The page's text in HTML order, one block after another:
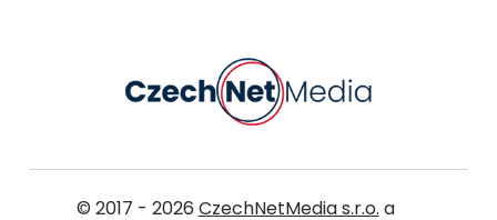
© 2017 - 2026 CzechNetMedia s.r.o. a